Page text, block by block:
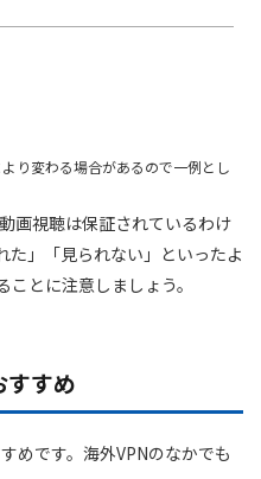
り変わる場合があるので一例とし
画視聴は保証されているわけ
た」「見られない」といったよ
とに注意しましょう。
すめ
めです。海外VPNのなかでも